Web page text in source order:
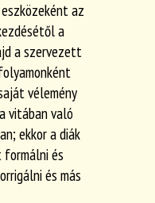
az
a
a szervezett
vélemény
vitában való
ekkor a diák
és
és más